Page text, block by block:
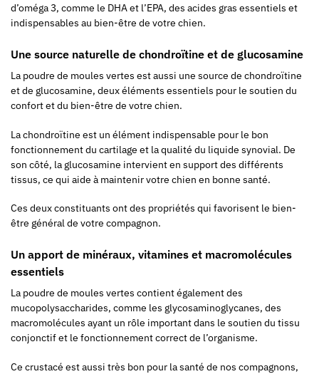
d’oméga 3, comme le DHA et l’EPA, des acides gras essentiels et
indispensables au bien-être de votre chien.
Une source naturelle de chondroïtine et de glucosamine
La poudre de moules vertes est aussi une source de chondroïtine
et de glucosamine, deux éléments essentiels pour le soutien du
confort et du bien-être de votre chien.
La chondroïtine est un élément indispensable pour le bon
fonctionnement du cartilage et la qualité du liquide synovial. De
son côté, la glucosamine intervient en support des différents
tissus, ce qui aide à maintenir votre chien en bonne santé.
Ces deux constituants ont des propriétés qui favorisent le bien-
être général de votre compagnon.
Un apport de minéraux, vitamines et macromolécules
essentiels
La poudre de moules vertes contient également des
mucopolysaccharides, comme les glycosaminoglycanes, des
macromolécules ayant un rôle important dans le soutien du tissu
conjonctif et le fonctionnement correct de l’organisme.
Ce crustacé est aussi très bon pour la santé de nos compagnons,